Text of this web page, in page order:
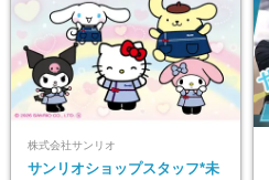
株式会社サンリオ
サンリオショップスタッフ*未